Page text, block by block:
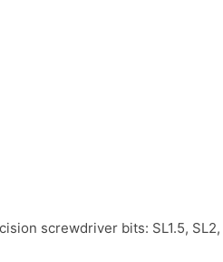
screwdriver bits: SL1.5,